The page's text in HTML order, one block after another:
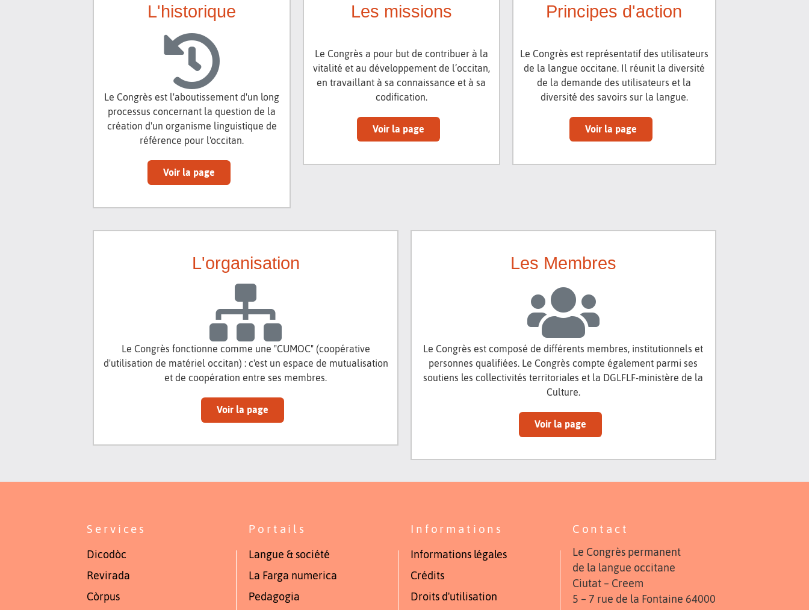
L'historique
Le Congrès est l'aboutissement d'un long
processus concernant la question de la
création d'un organisme linguistique de
référence pour l'occitan.
Voir la page
Les missions
Le Congrès a pour but de contribuer à la
vitalité et au développement de l’occitan,
en travaillant à sa connaissance et à sa
codification.
Voir la page
Principes d'action
Le Congrès est représentatif des utilisateurs
de la langue occitane. Il réunit la diversité
de la demande des utilisateurs et la
diversité des savoirs sur la langue.
Voir la page
L'organisation
Le Congrès fonctionne comme une "CUMOC" (coopérative
d'utilisation de matériel occitan) : c'est un espace de mutualisation
et de coopération entre ses membres.
Voir la page
Les Membres
Le Congrès est composé de différents membres, institutionnels et
personnes qualifiées. Le Congrès compte également parmi ses
soutiens les collectivités territoriales et la DGLFLF-ministère de la
Culture.
Voir la page
Services
Dicodòc
Revirada
Còrpus
Portails
Langue & société
La Farga numerica
Pedagogia
Informations
Informations légales
Crédits
Droits d'utilisation
Contact
Le Congrès permanent
de la langue occitane
Ciutat – Creem
5 – 7 rue de la Fontaine 64000